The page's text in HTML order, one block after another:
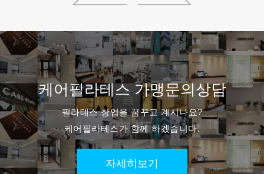
케어필라테스가맹문의상담
필라테스 창업을 꿈꾸고 계시나요?
케어필라테스가 함께 하겠습니다.
자세히보기